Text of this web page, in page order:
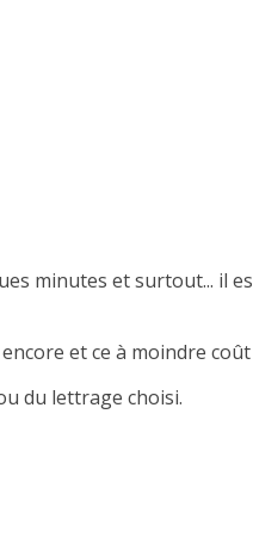
minutes et surtout... il
et ce à moindre
du lettrage choisi.